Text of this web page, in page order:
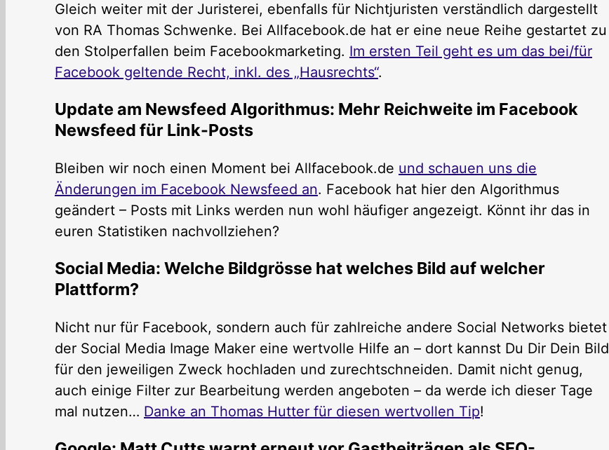
Gleich weiter mit der Juristerei, ebenfalls für Nichtjuristen verständlich dargestellt
von RA Thomas Schwenke. Bei Allfacebook.de hat er eine neue Reihe gestartet zu
den Stolperfallen beim Facebookmarketing. Im ersten Teil geht es um das bei/für
Facebook geltende Recht, inkl. des „Hausrechts“.
Update am Newsfeed Algorithmus: Mehr Reichweite im Facebook
Newsfeed für Link-Posts
Bleiben wir noch einen Moment bei Allfacebook.de und schauen uns die
Änderungen im Facebook Newsfeed an. Facebook hat hier den Algorithmus
geändert – Posts mit Links werden nun wohl häufiger angezeigt. Könnt ihr das in
euren Statistiken nachvollziehen?
Social Media: Welche Bildgrösse hat welches Bild auf welcher
Plattform?
Nicht nur für Facebook, sondern auch für zahlreiche andere Social Networks bietet
der Social Media Image Maker eine wertvolle Hilfe an – dort kannst Du Dir Dein Bild
für den jeweiligen Zweck hochladen und zurechtschneiden. Damit nicht genug,
auch einige Filter zur Bearbeitung werden angeboten – da werde ich dieser Tage
mal nutzen… Danke an Thomas Hutter für diesen wertvollen Tip!